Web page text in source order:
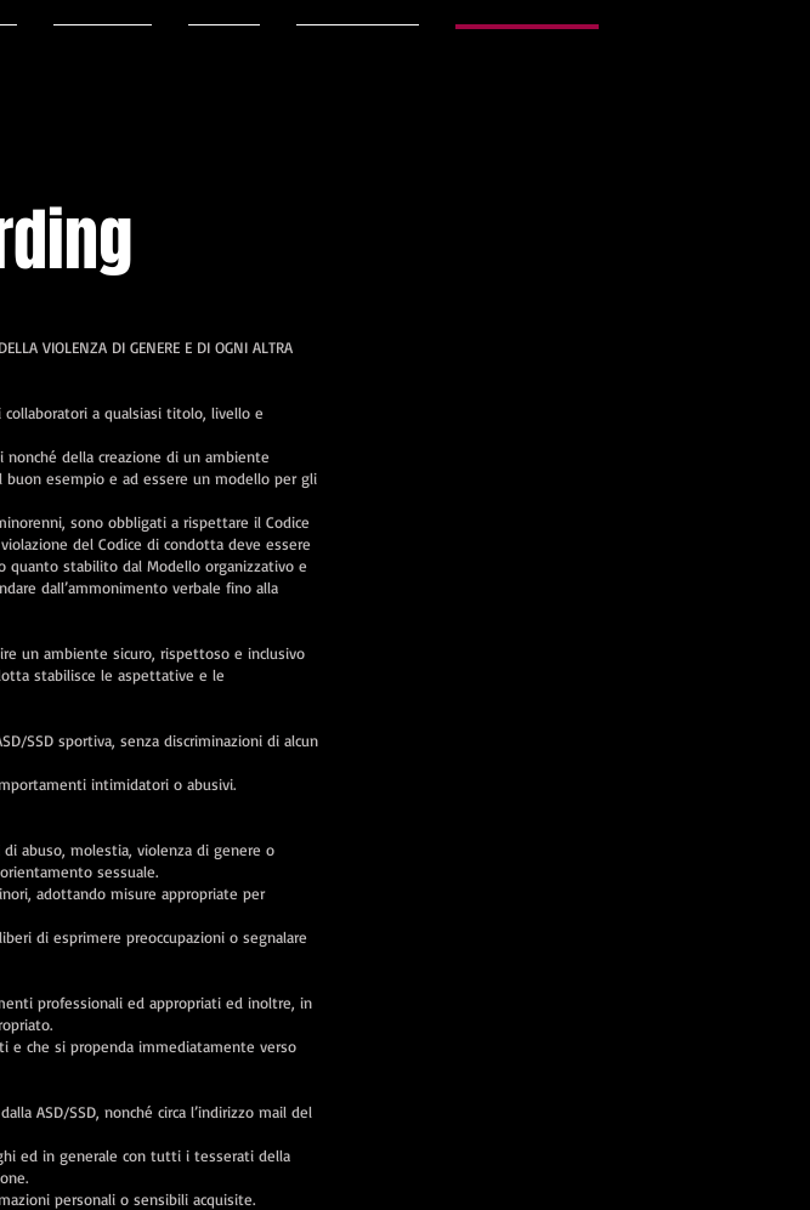
VIOLENZA DI GENERE E DI OGNI ALTRA
a qualsiasi titolo, livello e
della creazione di un ambiente
esempio e ad essere un modello per gli
sono obbligati a rispettare il Codice
del Codice di condotta deve essere
quanto stabilito dal Modello organizzativo e
dall’ammonimento verbale fino alla
un ambiente sicuro, rispettoso e inclusivo
stabilisce le aspettative e le
SSD sportiva, senza discriminazioni di alcun
intimidatori o abusivi.
abuso, molestia, violenza di genere o
sessuale.
adottando misure appropriate per
di esprimere preoccupazioni o segnalare
professionali ed appropriati ed inoltre, in
che si propenda immediatamente verso
ASD/SSD, nonché circa l’indirizzo mail del
ed in generale con tutti i tesserati della
personali o sensibili acquisite.